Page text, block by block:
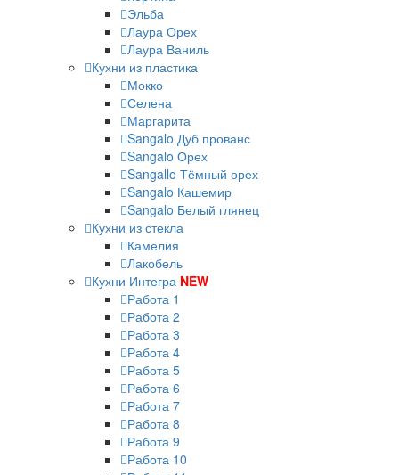
Эльба
Лаура Орех
Лаура Ваниль
Кухни из пластика
Мокко
Селена
Маргарита
Sangalo Дуб прованс
Sangalo Орех
Sangallo Тёмный орех
Sangalo Кашемир
Sangalo Белый глянец
Кухни из стекла
Камелия
Лакобель
Кухни Интегра NEW
Работа 1
Работа 2
Работа 3
Работа 4
Работа 5
Работа 6
Работа 7
Работа 8
Работа 9
Работа 10